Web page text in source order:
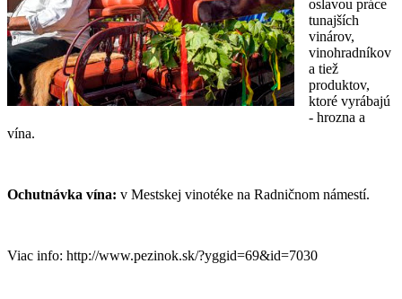
oslavou práce
tunajších
vinárov,
vinohradníkov
a tiež
produktov,
ktoré vyrábajú
- hrozna a
vína.
Ochutnávka vína: v Mestskej vinotéke na Radničnom námestí.
Viac info: http://www.pezinok.sk/?yggid=69&id=7030